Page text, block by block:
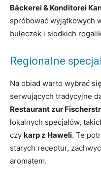
Bäckerei & Konditorei
spróbować wyjątkowych
bułeczek i słodkich
Regionalne
Na obiad warto wybrać
serwujących tradycyjne
Restaurant zur
lokalnych specjałów,
czy karp z Haweli. Te
starych receptur,
aromatem.